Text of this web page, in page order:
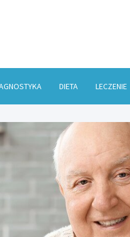
DIETA LECZENIE